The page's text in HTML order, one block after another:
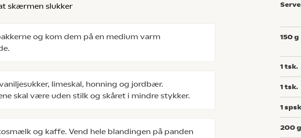
skærmen slukker
og kom dem på en medium varm
limeskal, honning og jordbær.
skal være uden stilk og skåret i mindre stykker.
og kaffe. Vend hele blandingen på panden
150g
1tsk.
1tsk.
1
200g